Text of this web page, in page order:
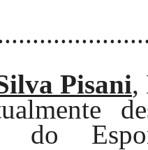
Pisani,
do